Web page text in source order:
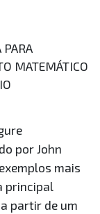
PARA
MATEMÁTICO
por John
mais
principal
partir de um